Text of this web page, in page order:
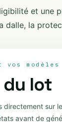
et une
dalle, la
modèles
lot
directement sur
avant de